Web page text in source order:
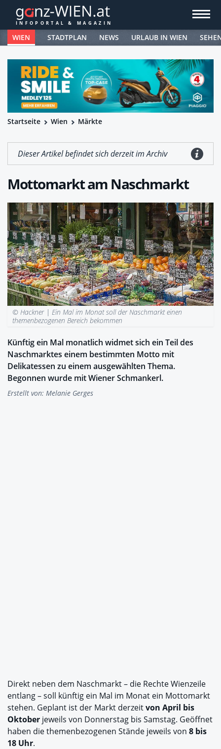
WIEN STADTPLAN NEWS URLAUB IN WIEN
Startseite Wien Märkte
Dieser Artikel befindet sich derzeit im Archiv
Mottomarkt am Naschmarkt
© Hackner | Ein Mal im Monat soll der Naschmarkt einen
themenbezogenen Bereich bekommen
Künftig ein Mal monatlich widmet sich ein Teil des
Naschmarktes einem bestimmten Motto mit
Delikatessen zu einem ausgewählten Thema.
Begonnen wurde mit Wiener Schmankerl.
Erstellt von: Melanie Gerges
Direkt neben dem Naschmarkt – die Rechte Wienzeile
entlang – soll künftig ein Mal im Monat ein Mottomarkt
stehen. Geplant ist der Markt derzeitvon April bis
Oktober jeweils von Donnerstag bis Samstag. Geöffnet
haben die themenbezogenen Stände jeweils von 8 bis
18 Uhr.